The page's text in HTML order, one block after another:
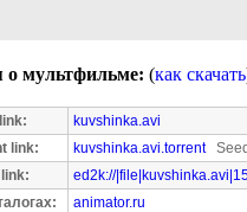
мультфильме: (как скачать
kuvshinka.avi
link:
kuvshinka.avi.torrent
ed2k://
animator.ru